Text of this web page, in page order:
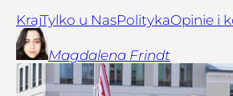
KrajTylko u NasPolitykaOpinie i
Magdalena Frindt